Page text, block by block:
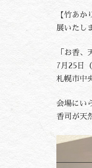
【竹あ
展いたし
「お香、
7月25日
札幌市中
会場にい
香司が天